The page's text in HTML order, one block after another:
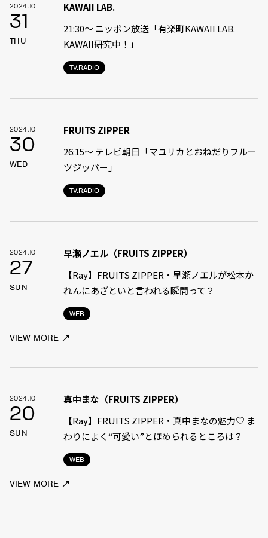
2024.10
31
THU
TV.RADIO
KAWAII LAB.
21:30〜 ニッポン放送「有楽町KAWAII LAB.
KAWAII研究中！」
2024.10
30
WED
TV.RADIO
FRUITS ZIPPER
26:15～ テレビ朝日「マユリカとおねだりフルー
ツジッパー」
2024.10
27
SUN
WEB
早瀬ノエル（FRUITS ZIPPER）
【Ray】FRUITS ZIPPER・早瀬ノエルが松本か
れんにあざといと言われる瞬間って？
VIEW MORE
2024.10
20
SUN
WEB
真中まな（FRUITS ZIPPER）
【Ray】FRUITS ZIPPER・真中まなの魅力♡ ま
わりによく“可愛い”とほめられるところは？
VIEW MORE